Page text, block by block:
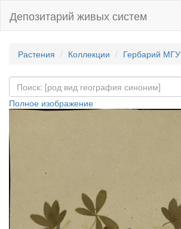
Депозитарий живых систем
Растения Коллекции Гербарий МГУ
Полное изображение